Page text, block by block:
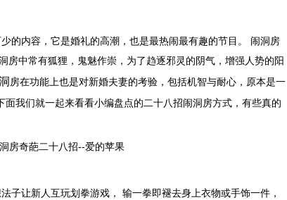
的内容，它是婚礼的高潮，也是最热闹最有趣的节目。 闹洞房
房中常有狐狸，鬼魅作崇，为了趋逐邪灵的阴气，增强人势的阳
房在功能上也是对新婚夫妻的考验，包括机智与耐心，原本是一
面我们就一起来看看小编盘点的二十八招闹洞房方式，有些真的
子让新人互玩划拳游戏， 输一拳即褪去身上衣物或手饰一件，